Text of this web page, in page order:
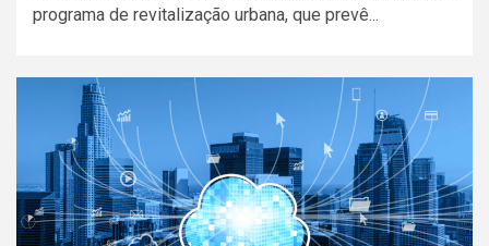
programa de revitalização urbana, que prevê...